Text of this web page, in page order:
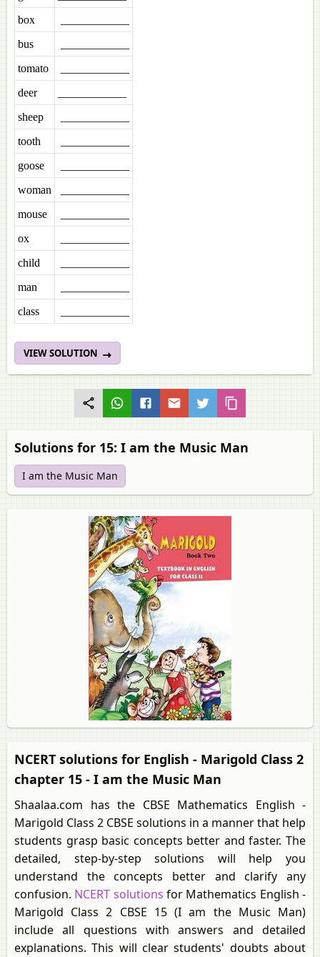
box
bus
tomato
deer
sheep
tooth
goose
woman
mouse
ox
child
man
class
VIEW SOLUTION
Solutions for 15: I am the Music Man
I am the Music Man
NCERT solutions for English - Marigold Class 2
chapter 15 - I am the Music Man
Shaalaa.com has the CBSE Mathematics English -
Marigold Class 2 CBSE solutions in a manner that help
students grasp basic concepts better and faster. The
detailed, step-by-step solutions will help you
understand the concepts better and clarify any
confusion. NCERT solutions for Mathematics English -
Marigold Class 2 CBSE 15 (I am the Music Man)
include all questions with answers and detailed
explanations. This will clear students' doubts about